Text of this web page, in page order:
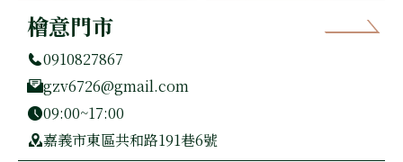
檜意門市
0910827867
gzv6726@gmail.com
09:00~17:00
嘉義市東區共和路191巷6號